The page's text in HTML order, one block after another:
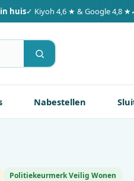
huis✓ Kiyoh 4,6 ★ & Google 4,8 ★
Nabestellen
Politiekeurmerk Veilig Wonen